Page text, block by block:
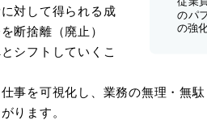
対して得られる成
断捨離（廃止）
シフトしていくこ
事を可視化し、業務の無理・無
ります。